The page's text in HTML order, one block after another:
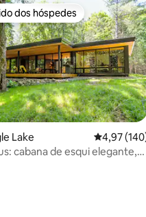
de 5, 206 avaliações
preferidos dos
dos hóspedes
Lake 4,97 de
4,97
cabana de esqui elegante,